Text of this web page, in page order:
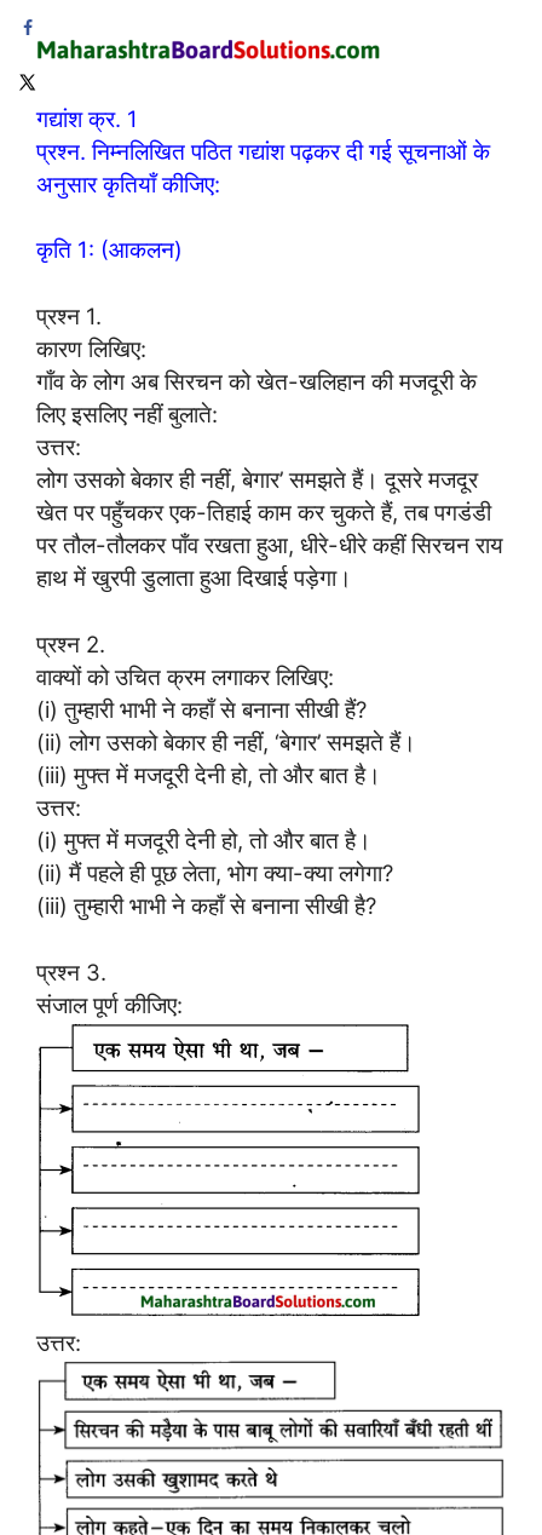
गद्यांश क्र. 1
प्रश्न. निम्नलिखित पठित गद्यांश पढ़कर दी गई सूचनाओं के
अनुसार कृतियाँ कीजिए:
कृति 1: (आकलन)
प्रश्न 1.
कारण लिखिए:
गाँव के लोग अब सिरचन को खेत-खलिहान की मजदूरी के
लिए इसलिए नहीं बुलाते:
उत्तर:
लोग उसको बेकार ही नहीं, बेगार’ समझते हैं। दूसरे मजदूर
खेत पर पहुँचकर एक-तिहाई काम कर चुकते हैं, तब पगडंडी
पर तौल-तौलकर पाँव रखता हुआ, धीरे-धीरे कहीं सिरचन राय
हाथ में खुरपी डुलाता हुआ दिखाई पड़ेगा।
प्रश्न 2.
वाक्यों को उचित क्रम लगाकर लिखिए:
(i) तुम्हारी भाभी ने कहाँ से बनाना सीखी हैं?
(ii) लोग उसको बेकार ही नहीं, ‘बेगार’ समझते हैं।
(iii) मुफ्त में मजदूरी देनी हो, तो और बात है।
उत्तर:
(i) मुफ्त में मजदूरी देनी हो, तो और बात है।
(ii) मैं पहले ही पूछ लेता, भोग क्या-क्या लगेगा?
(iii) तुम्हारी भाभी ने कहाँ से बनाना सीखी है?
प्रश्न 3.
संजाल पूर्ण कीजिए:
उत्तर: